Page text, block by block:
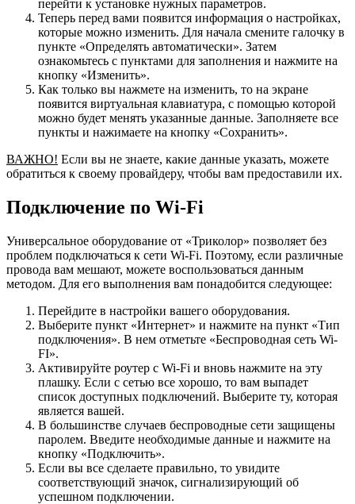
перейти к установке нужных параметров.
Теперь перед вами появится информация о настройках,
которые можно изменить. Для начала смените галочку в
пункте «Определять автоматически». Затем
ознакомьтесь с пунктами для заполнения и нажмите на
кнопку «Изменить».
Как только вы нажмете на изменить, то на экране
появится виртуальная клавиатура, с помощью которой
можно будет менять указанные данные. Заполняете все
пункты и нажимаете на кнопку «Сохранить».
ВАЖНО! Если вы не знаете, какие данные указать, можете
обратиться к своему провайдеру, чтобы вам предоставили их.
Подключение по Wi-Fi
Универсальное оборудование от «Триколор» позволяет без
проблем подключаться к сети Wi-Fi. Поэтому, если различные
провода вам мешают, можете воспользоваться данным
методом. Для его выполнения вам понадобится следующее:
Перейдите в настройки вашего оборудования.
Выберите пункт «Интернет» и нажмите на пункт «Тип
подключения». В нем отметьте «Беспроводная сеть Wi-
FI».
Активируйте роутер с Wi-Fi и вновь нажмите на эту
плашку. Если с сетью все хорошо, то вам выпадет
список доступных подключений. Выберите ту, которая
является вашей.
В большинстве случаев беспроводные сети защищены
паролем. Введите необходимые данные и нажмите на
кнопку «Подключить».
Если вы все сделаете правильно, то увидите
соответствующий значок, сигнализирующий об
успешном подключении.